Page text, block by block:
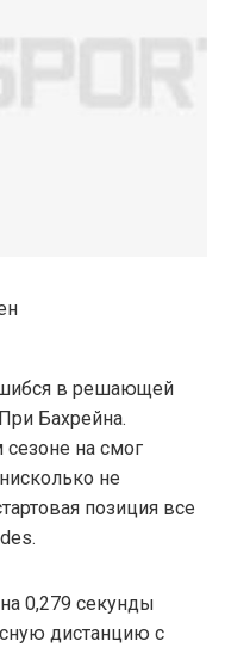
в решающей
Бахрейна.
на смог
не
позиция все
на 0,279 секунды
дистанцию с